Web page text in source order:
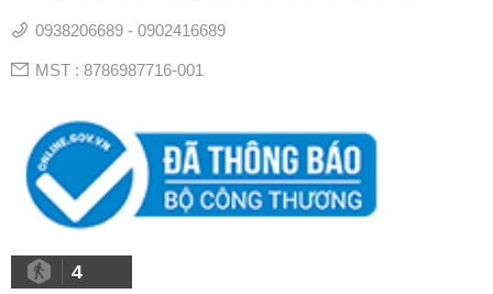
0938206689 - 0902416689
MST : 8786987716-001
4